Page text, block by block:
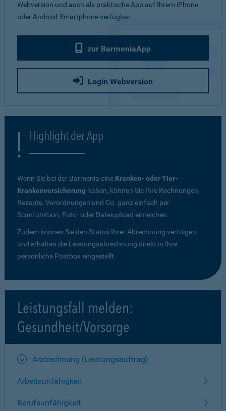
Webversion und auch als praktische App auf Ihrem iPhone
oder Android-Smartphone verfügbar.
zur BarmeniaApp
Login Webversion
Highlight der App
Wenn Sie bei der Barmenia eine Kranken- oder Tier-
Krankenversicherung haben, können Sie Ihre Rechnungen,
Rezepte, Verordnungen und Co. ganz einfach per
Scanfunktion, Foto- oder Dateiupload einreichen.
Zudem können Sie den Status Ihrer Abrechnung verfolgen
und erhalten die Leistungsabrechnung direkt in Ihre
persönliche Postbox eingestellt.
Leistungsfall melden:
Gesundheit/Vorsorge
Arztrechnung (Leistungsauftrag)
Arbeitsunfähigkeit
Berufsunfähigkeit